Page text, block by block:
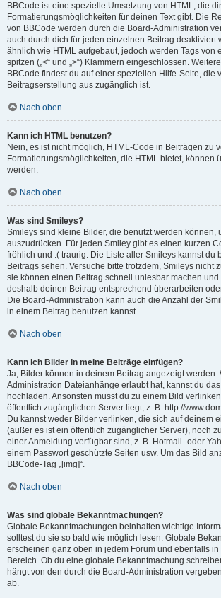
BBCode ist eine spezielle Umsetzung von HTML, die
Formatierungsmöglichkeiten für deinen Text gibt. Die
von BBCode werden durch die Board-Administration
auch durch dich für jeden einzelnen Beitrag deaktiviert
ähnlich wie HTML aufgebaut, jedoch werden Tags von
spitzen („<“ und „>“) Klammern eingeschlossen.
BBCode findest du auf einer speziellen Hilfe-Seite, die
Beitragserstellung aus zugänglich ist.
Nach oben
Kann ich HTML benutzen?
Nein, es ist nicht möglich, HTML-Code in Beiträgen zu
Formatierungsmöglichkeiten, die HTML bietet, können
werden.
Nach oben
Was sind Smileys?
Smileys sind kleine Bilder, die benutzt werden können,
auszudrücken. Für jeden Smiley gibt es einen kurzen
fröhlich und :( traurig. Die Liste aller Smileys kannst du
Beitrags sehen. Versuche bitte trotzdem, Smileys nicht
sie können einen Beitrag schnell unlesbar machen
deshalb deinen Beitrag entsprechend überarbeiten
Die Board-Administration kann auch die Anzahl der
in einem Beitrag benutzen kannst.
Nach oben
Kann ich Bilder in meine Beiträge einfügen?
Ja, Bilder können in deinem Beitrag angezeigt werden.
Administration Dateianhänge erlaubt hat, kannst du
hochladen. Ansonsten musst du zu einem Bild
öffentlich zugänglichen Server liegt, z. B. http://
Du kannst weder Bilder verlinken, die sich auf deinem
(außer es ist ein öffentlich zugänglicher Server), noch
einer Anmeldung verfügbar sind, z. B. Hotmail- oder
einem Passwort geschützte Seiten usw. Um das Bild
BBCode-Tag „[img]“.
Nach oben
Was sind globale Bekanntmachungen?
Globale Bekanntmachungen beinhalten wichtige
solltest du sie so bald wie möglich lesen. Globale
erscheinen ganz oben in jedem Forum und ebenfalls
Bereich. Ob du eine globale Bekanntmachung
hängt von den durch die Board-Administration
ab.